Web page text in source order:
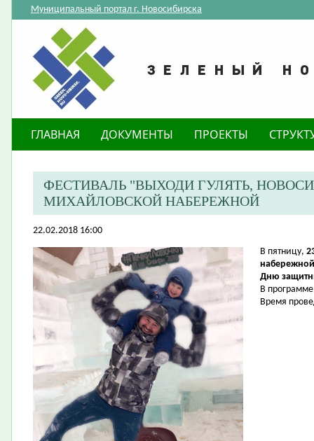
Муниципальный портал г. Новосибирска
ГЛАВНАЯ ДОКУМЕНТЫ ПРОЕКТЫ
ФЕСТИВАЛЬ "ВЫХОДИ ГУЛЯТЬ,
МИХАЙЛОВСКОЙ НАБЕРЕЖНОЙ
22.02.2018 16:00
В пятницу,
Дню
В
Время